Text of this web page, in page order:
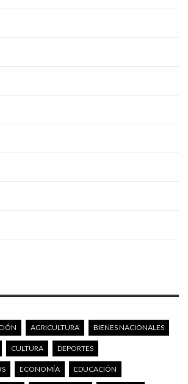
AGRICULTURA BIENES NACIONALES
CULTURA DEPORTES
ECONOMÍA EDUCACIÓN